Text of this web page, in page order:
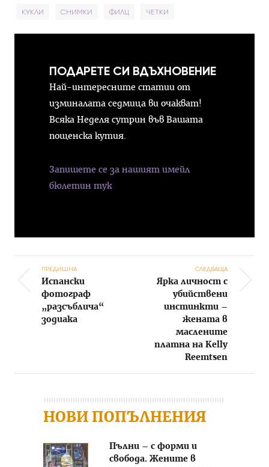
КУКЛИ СНИМКИ ФИЛЦ ЧЕТКИ
ПОДАРЕТЕ СИ ВДЪХНОВЕНИЕ
Най-интересните статии от
изминалата седмица ви очакват!
Всяка Неделя сутрин във Вашата
пощенска кутия.
Запишете се за нашият имейл
бюлетин тук
Post navigation
ПРЕДИШНА
Испански
фотограф
„разсъблича“
зодиака
СЛЕДВАЩА
Ярка личност с
убийствени
инстинкти –
жената в
маслените
платна на Kelly
Reemtsen
НОВИ ПОПЪЛНЕНИЯ
Пълни – с форми и
свобода. Жените в